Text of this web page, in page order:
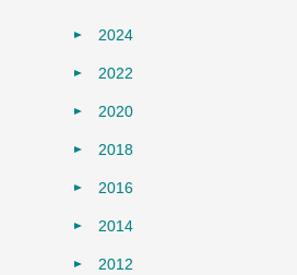
2024
2022
2020
2018
2016
2014
2012